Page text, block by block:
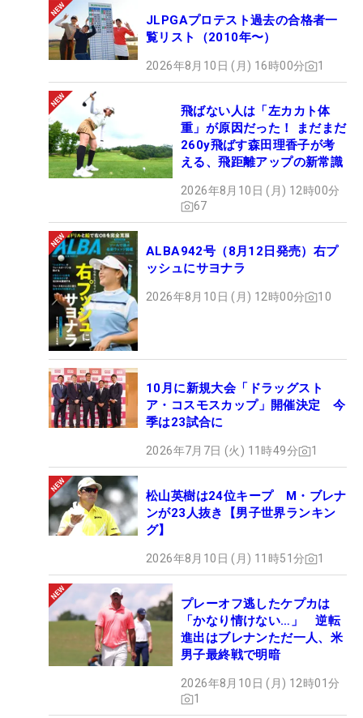
じ」。思い通りのドローが打てるつかまりやすくな
ったドライバーで、2日目の巻き返しを狙う。
（文・下村耕平）
JLPGAプロテスト過去の合格者一
覧リスト（2010年〜）
2026年8月10日 (月) 16時00分 1
飛ばない人は「左カカト体
重」が原因だった！ まだまだ
260y飛ばす森田理香子が考
える、飛距離アップの新常識
2026年8月10日 (月) 12時00分
67
ALBA942号（8月12日発売）右プ
ッシュにサヨナラ
2026年8月10日 (月) 12時00分 10
10月に新規大会「ドラッグスト
ア・コスモスカップ」開催決定 今
季は23試合に
2026年7月7日 (火) 11時49分 1
松山英樹は24位キープ M・ブレナ
ンが23人抜き【男子世界ランキン
グ】
2026年8月10日 (月) 11時51分 1
プレーオフ逃したケプカは
「かなり情けない…」 逆転
進出はブレナンただ一人、米
男子最終戦で明暗
2026年8月10日 (月) 12時01分
1